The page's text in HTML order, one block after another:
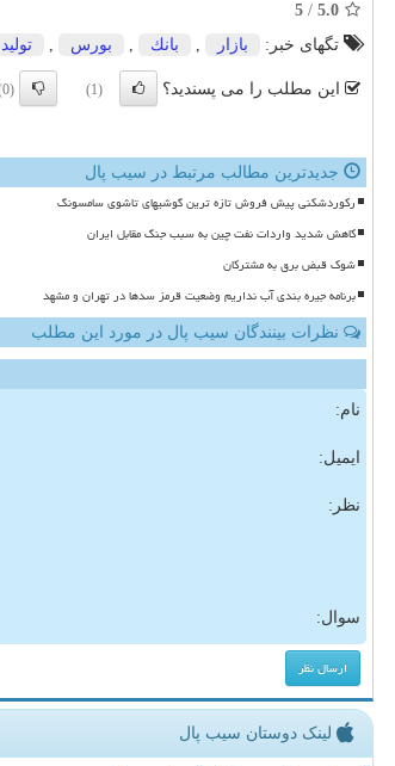
5.0
/
5
تگهای خبر:
بازار , بانك , بورس , تولید
این مطلب را می پسندید؟ (1)
(0)
جدیدترین مطالب مرتبط در سیب پال
رکوردشکنی پیش فروش تازه ترین گوشیهای تاشوی سامسونگ
کاهش شدید واردات نفت چین به سبب جنگ مقابل ایران
شوک قبض برق به مشترکان
برنامه جیره بندی آب نداریم وضعیت قرمز سدها در تهران و مشهد
نظرات بینندگان سیب پال در مورد این مطلب
نام:
ایمیل:
نظر:
سوال:
لینک دوستان سیب پال